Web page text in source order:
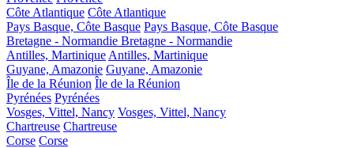
Côte Atlantique Côte Atlantique
Pays Basque, Côte Basque Pays Basque, Côte Basque
Bretagne - Normandie Bretagne - Normandie
Antilles, Martinique Antilles, Martinique
Guyane, Amazonie Guyane, Amazonie
Île de la Réunion Île de la Réunion
Pyrénées Pyrénées
Vosges, Vittel, Nancy Vosges, Vittel, Nancy
Chartreuse Chartreuse
Corse Corse